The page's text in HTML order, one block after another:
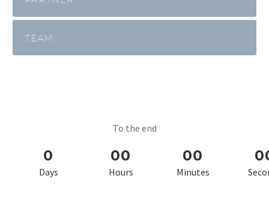
TEAM
To the end
0
Days
00
Hours
00
Minutes
0